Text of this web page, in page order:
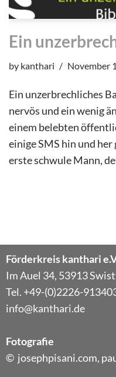
Ein
by kanthari November
Ein unzerbrechliches
nervös und ein wenig
einem belebten
einige SMS hin und
erste schwule Mann,
Förderkreis kanthari
Im Auel 34, 53913
Tel. +49-(0)2226-
info@kanthari.de
Fotografie
© josephpisani.com,